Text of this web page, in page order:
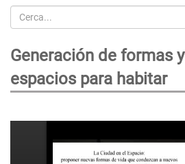
Cerca
Generación de formas y
espacios para habitar